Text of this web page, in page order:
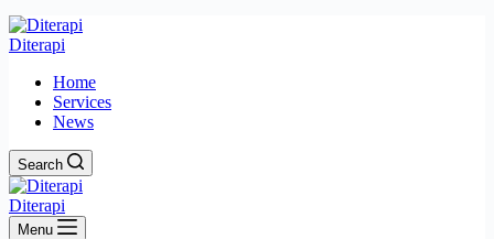
Diterapi
Home
Services
News
Search
Diterapi
Menu